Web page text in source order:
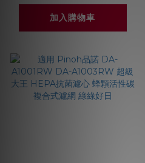
貓狗家庭必備 綠綠好
日
加入購物車